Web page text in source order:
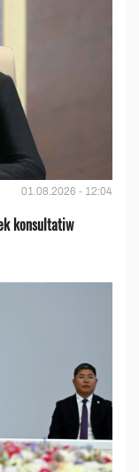
01.08.2026 - 12:04
konsultatiw